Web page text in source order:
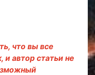
что вы все
и автор статьи не